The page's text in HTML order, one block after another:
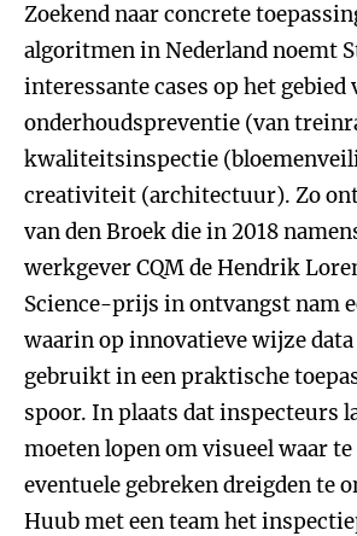
Zoekend naar concrete
algoritmen in Nederland noemt
interessante cases op het gebied
onderhoudspreventie (van
kwaliteitsinspectie
creativiteit (architectuur). Zo
van den Broek die in 2018
werkgever CQM de Hendrik
Science-prijs in ontvangst nam
waarin op innovatieve wijze
gebruikt in een praktische
spoor. In plaats dat inspecteurs
moeten lopen om visueel waar
eventuele gebreken dreigden te
Huub met een team het